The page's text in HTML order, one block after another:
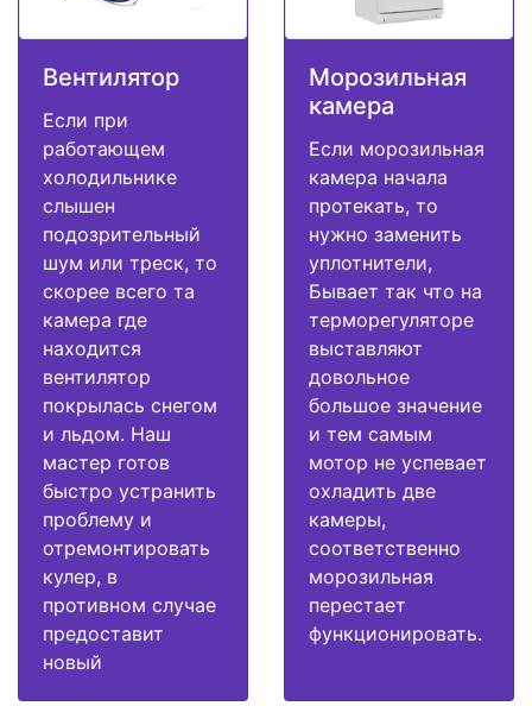
Вентилятор
Если при
работающем
холодильнике
слышен
подозрительный
шум или треск, то
скорее всего та
камера где
находится
вентилятор
покрылась снегом
и льдом. Наш
мастер готов
быстро устранить
проблему и
отремонтировать
кулер, в
противном случае
предоставит
новый
Морозильная
камера
Если морозильная
камера начала
протекать, то
нужно заменить
уплотнители,
Бывает так что на
терморегуляторе
выставляют
довольное
большое значение
и тем самым
мотор не успевает
охладить две
камеры,
соответственно
морозильная
перестает
функционировать.